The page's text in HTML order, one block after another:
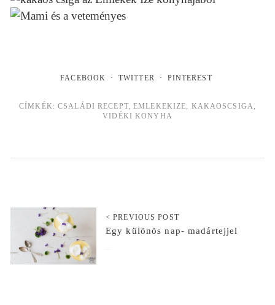
FACEBOOK TWITTER PINTEREST
CÍMKÉK: CSALÁDI RECEPT, EMLEKEKIZE, KAKAOSCSIGA,
VIDÉKI KONYHA
< PREVIOUS POST
Egy különös nap- madártejjel